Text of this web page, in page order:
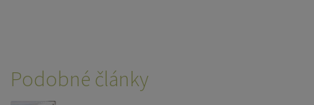
Podobné články